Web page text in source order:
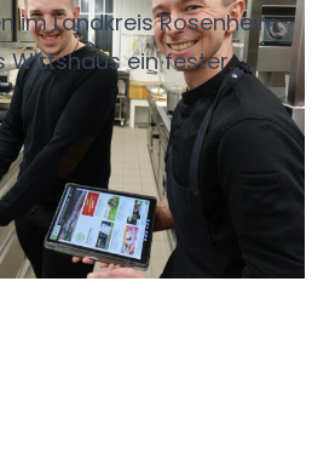
im Landkreis Rosenheim.
Wirtshaus ein fester
aus derganzen
dafür ist Lukas
Küchenchef,Gastgeber
Tradition und